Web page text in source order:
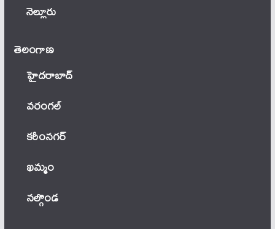
నెల్లూరు
తెలంగాణ‌
హైదరాబాద్
వ‌రంగ‌ల్
కరీంనగర్
ఖ‌మ్మం
నల్గొండ